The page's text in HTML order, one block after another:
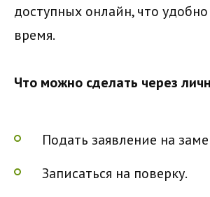
доступных онлайн, что
время.
Что можно сделать через
Подать заявление на
Записаться на поверку.